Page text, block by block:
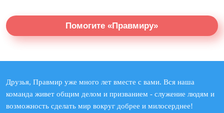
Помогите «Правмиру»
Друзья, Правмир уже много лет вместе с вами. Вся наша
команда живет общим делом и призванием - служение людям и
возможность сделать мир вокруг добрее и милосерднее!